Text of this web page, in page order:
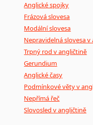
Anglické spojky
Frázová slovesa
Modální slovesa
Nepravidelná slovesa
Trpný rod v angličtině
Gerundium
Anglické časy
Podmínkové věty v
Nepřímá řeč
Slovosled v angličtině